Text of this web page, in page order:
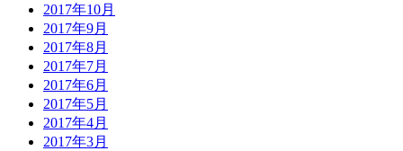
2017年10月
2017年9月
2017年8月
2017年7月
2017年6月
2017年5月
2017年4月
2017年3月